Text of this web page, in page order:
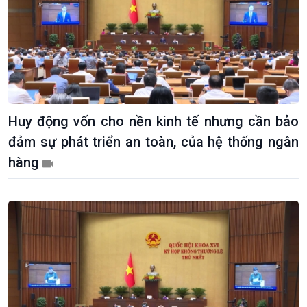
Kinh tế
Nông nghiệp & Biển đảo
Huy động vốn cho nền kinh tế nhưng cần bảo
đảm sự phát triển an toàn, của hệ thống ngân
hàng